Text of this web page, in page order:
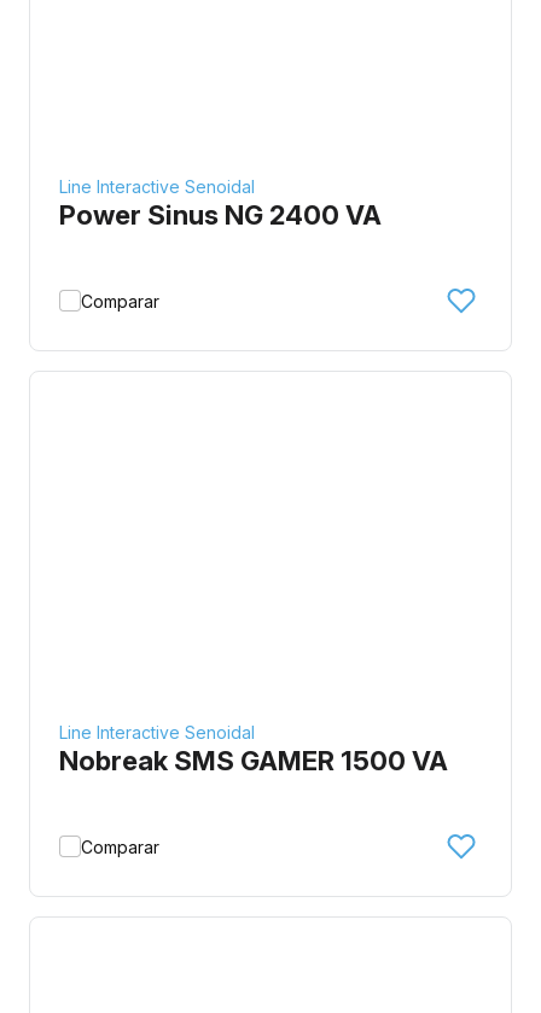
Line Interactive Senoidal
Power Sinus NG 2400 VA
Comparar
Line Interactive Senoidal
Nobreak SMS GAMER 1500 VA
Comparar